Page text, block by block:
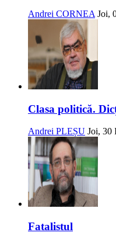
Andrei CORNEA Joi,
Clasa politică.
Andrei PLEȘU Joi, 30
Fatalistul